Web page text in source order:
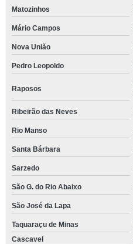
Matozinhos
Mário Campos
Nova União
Pedro Leopoldo
Raposos
Ribeirão das Neves
Rio Manso
Santa Bárbara
Sarzedo
São G. do Rio Abaixo
São José da Lapa
Taquaraçu de Minas
Cascavel